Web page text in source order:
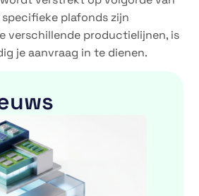
plafonds zijn
verschillende productielijnen, is
je aanvraag in te dienen.